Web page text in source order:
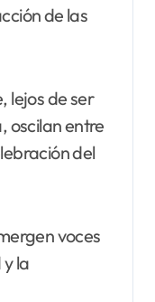
de las
lejos de ser
oscilan entre
del
voces
la